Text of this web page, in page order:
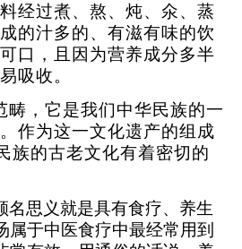
经过煮、熬、炖、氽、蒸
的汁多的、有滋有味的饮
口，且因为营养成分多半
吸收。
畴，它是我们中华民族的一
作为这一文化遗产的组成
族的古老文化有着密切的
名思义就是具有食疗、养生
属于中医食疗中最经常用到